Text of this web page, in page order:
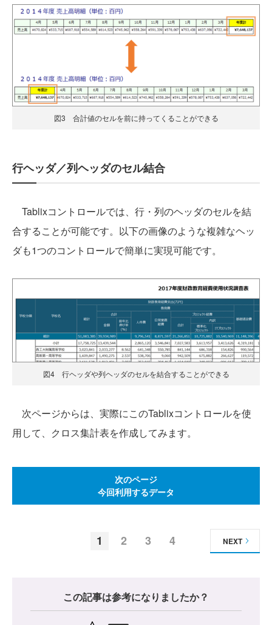
図3 合計値のセルを前に持ってくることができる
行ヘッダ／列ヘッダのセル結合
Tablixコントロールでは、行・列のヘッダのセルを結
合することが可能です。以下の画像のような複雑なヘッ
ダも1つのコントロールで簡単に実現可能です。
図4 行ヘッダや列ヘッダのセルを結合することができる
次ページからは、実際にこのTablixコントロールを使
用して、クロス集計表を作成してみます。
次のページ
今回利用するデータ
1 2 3 4 NEXT
この記事は参考になりましたか？